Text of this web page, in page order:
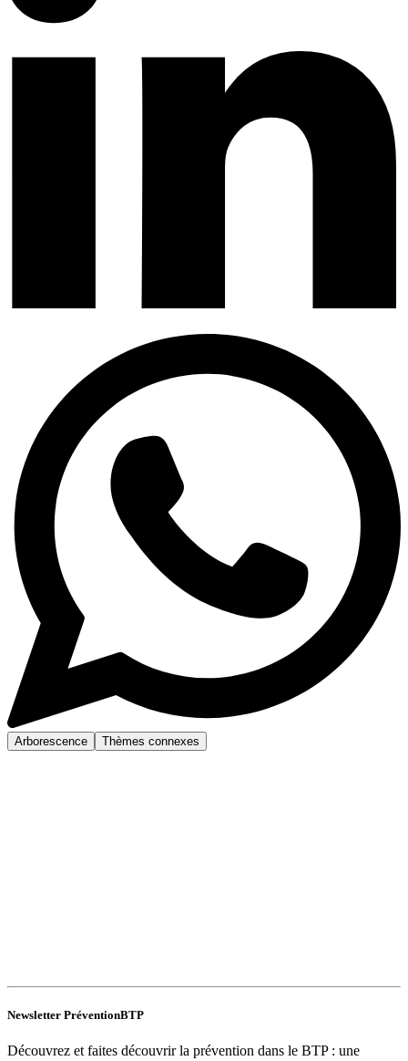
Arborescence Thèmes connexes
Newsletter PréventionBTP
Découvrez et faites découvrir la prévention dans le BTP : une